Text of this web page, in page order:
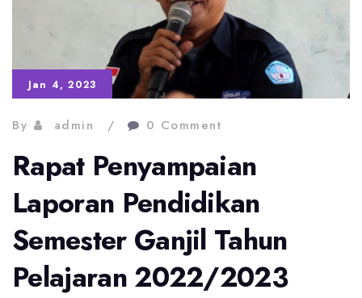
Jan 4, 2023
By admin 0 Comment
Rapat Penyampaian
Laporan Pendidikan
Semester Ganjil Tahun
Pelajaran 2022/2023